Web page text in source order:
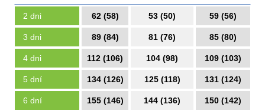
2 dni 62 (58) 53 (50) 59 (56)
3 dni 89 (84) 81 (76) 85 (80)
4 dni 112 (106) 104 (98) 109 (103)
5 dní 134 (126) 125 (118) 131 (124)
6 dní 155 (146) 144 (136) 150 (142)